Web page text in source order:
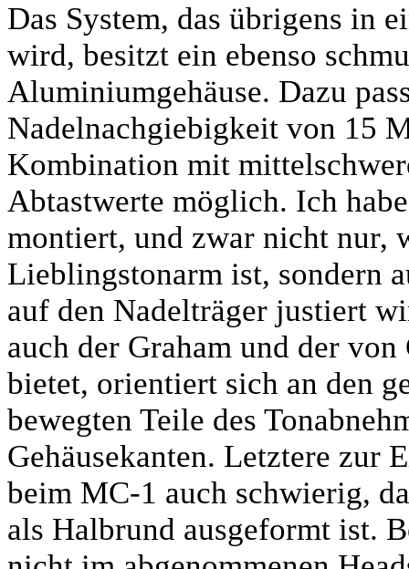
Das System, das übrigens in
wird, besitzt ein ebenso
Aluminiumgehäuse. Dazu
Nadelnachgiebigkeit von 15
Kombination mit
Abtastwerte möglich. Ich
montiert, und zwar nicht nur,
Lieblingstonarm ist, sondern
auf den Nadelträger justiert
auch der Graham und der
bietet, orientiert sich an den
bewegten Teile des
Gehäusekanten. Letztere zur
beim MC-1 auch schwierig,
als Halbrund ausgeformt ist.